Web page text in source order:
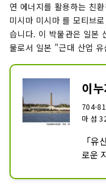
연 에너지를 활용하는 친
미시마 미시마 를 모티브
습니다. 이 박물관은 일본
물로서 일본 "근대 산업
이
704-
마 섬
「
로운
미술